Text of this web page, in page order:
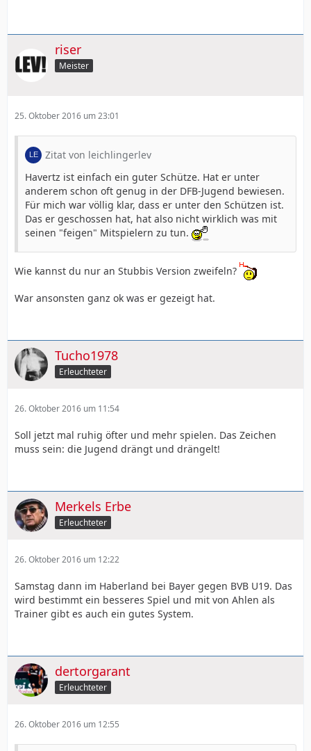
riser
Meister
25. Oktober 2016 um 23:01
Zitat von leichlingerlev
Havertz ist einfach ein guter Schütze. Hat er unter
anderem schon oft genug in der DFB-Jugend bewiesen.
Für mich war völlig klar, dass er unter den Schützen ist.
Das er geschossen hat, hat also nicht wirklich was mit
seinen "feigen" Mitspielern zu tun.
Wie kannst du nur an Stubbis Version zweifeln?
War ansonsten ganz ok was er gezeigt hat.
Tucho1978
Erleuchteter
26. Oktober 2016 um 11:54
Soll jetzt mal ruhig öfter und mehr spielen. Das Zeichen
muss sein: die Jugend drängt und drängelt!
Merkels Erbe
Erleuchteter
26. Oktober 2016 um 12:22
Samstag dann im Haberland bei Bayer gegen BVB U19. Das
wird bestimmt ein besseres Spiel und mit von Ahlen als
Trainer gibt es auch ein gutes System.
dertorgarant
Erleuchteter
26. Oktober 2016 um 12:55